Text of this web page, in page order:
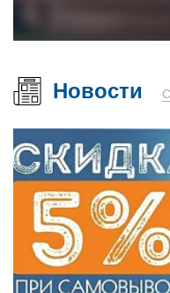
Новости